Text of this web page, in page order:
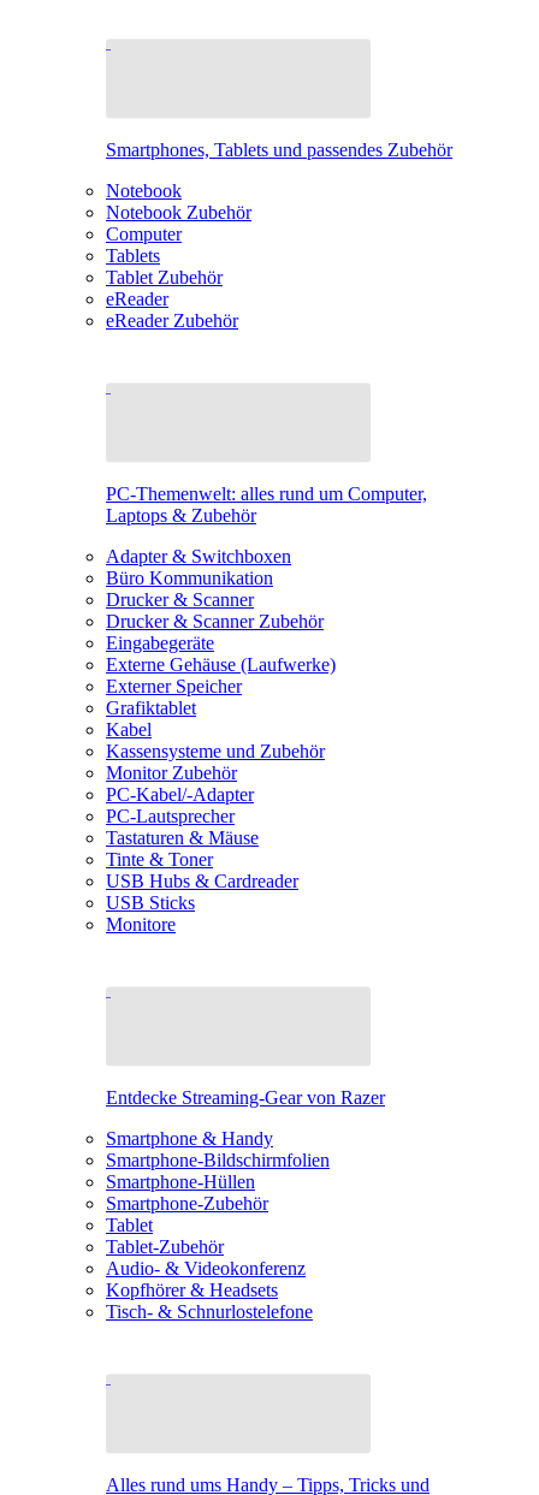
Smartphones, Tablets und passendes Zubehör
Notebook
Notebook Zubehör
Computer
Tablets
Tablet Zubehör
eReader
eReader Zubehör
PC-Themenwelt: alles rund um Computer,
Laptops & Zubehör
Adapter & Switchboxen
Büro Kommunikation
Drucker & Scanner
Drucker & Scanner Zubehör
Eingabegeräte
Externe Gehäuse (Laufwerke)
Externer Speicher
Grafiktablet
Kabel
Kassensysteme und Zubehör
Monitor Zubehör
PC-Kabel/-Adapter
PC-Lautsprecher
Tastaturen & Mäuse
Tinte & Toner
USB Hubs & Cardreader
USB Sticks
Monitore
Entdecke Streaming-Gear von Razer
Smartphone & Handy
Smartphone-Bildschirmfolien
Smartphone-Hüllen
Smartphone-Zubehör
Tablet
Tablet-Zubehör
Audio- & Videokonferenz
Kopfhörer & Headsets
Tisch- & Schnurlostelefone
Alles rund ums Handy – Tipps, Tricks und